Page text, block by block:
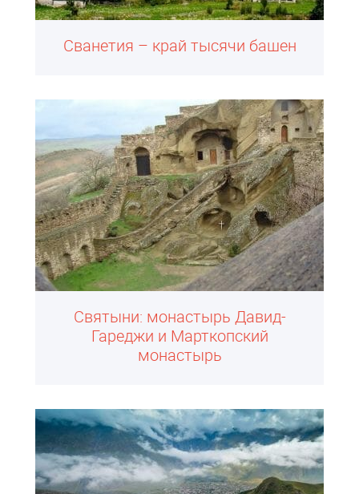
Сванетия – край тысячи башен
Святыни: монастырь Давид-
Гареджи и Марткопский
монастырь